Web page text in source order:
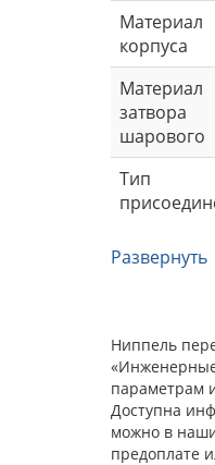
Материал
корпуса
Материал
затвора
шарового
Тип
Развернуть
Ниппель
«Инженерные
параметрам
Доступна
можно в
предоплате